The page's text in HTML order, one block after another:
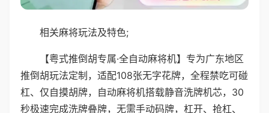
相关麻将玩法及特色;
【粤式推倒胡专属·全自动麻将机】专为广东地区
推倒胡玩法定制，适配108张无字花牌，全程禁吃可碰
杠、仅自摸胡牌，自动麻将机搭载静音洗牌机芯，30
秒极速完成洗牌叠牌，无需手动码牌，杠开、抢杠、